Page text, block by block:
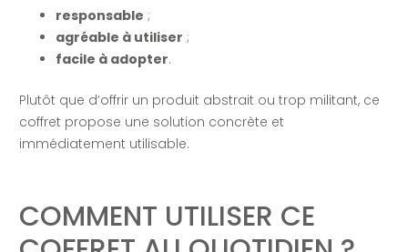
responsable ;
agréable à utiliser ;
facile à adopter.
Plutôt que d’offrir un produit abstrait ou trop militant, ce
coffret propose une solution concrète et
immédiatement utilisable.
COMMENT UTILISER CE